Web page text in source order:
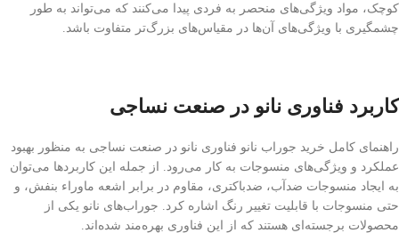
کوچک، مواد ویژگی‌های منحصر به فردی پیدا می‌کنند که می‌تواند به طور
چشمگیری با ویژگی‌های آن‌ها در مقیاس‌های بزرگ‌تر متفاوت باشد.
کاربرد فناوری نانو در صنعت نساجی
راهنمای کامل خرید جوراب نانو فناوری نانو در صنعت نساجی به منظور بهبود
عملکرد و ویژگی‌های منسوجات به کار می‌رود. از جمله این کاربردها می‌توان
به ایجاد منسوجات ضدآب، ضدباکتری، مقاوم در برابر اشعه ماوراء بنفش، و
حتی منسوجات با قابلیت تغییر رنگ اشاره کرد. جوراب‌های نانو یکی از
محصولات برجسته‌ای هستند که از این فناوری بهره‌مند شده‌اند.